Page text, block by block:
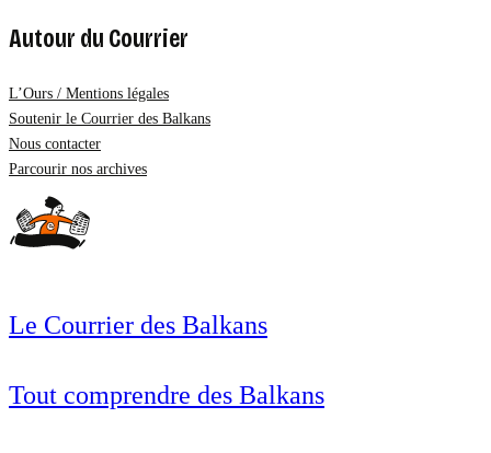
Autour du Courrier
L’Ours / Mentions légales
Soutenir le Courrier des Balkans
Nous contacter
Parcourir nos archives
Le Courrier des Balkans
Tout comprendre des Balkans